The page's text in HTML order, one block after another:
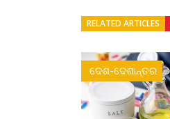
RELATED ARTICLES
ଦେଶ-ଦେଶାନ୍ତର